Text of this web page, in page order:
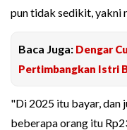
pun tidak sedikit, yakni
Baca Juga: Dengar
Pertimbangkan Istri
"Di 2025 itu bayar, dan
beberapa orang itu